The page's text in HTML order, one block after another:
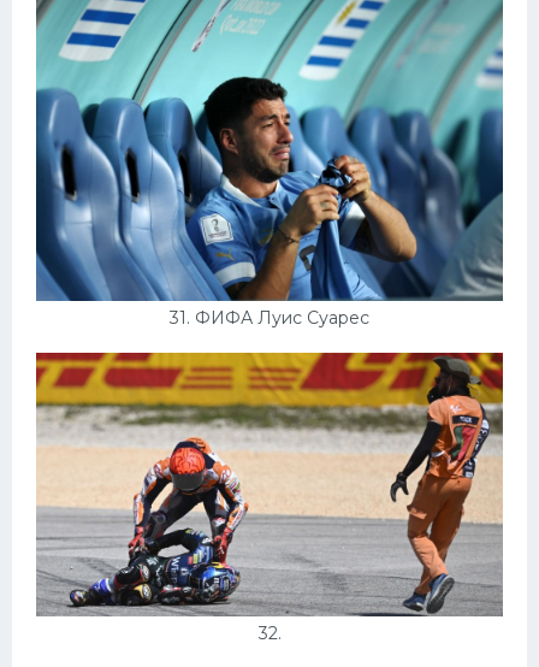
31. ФИФА Луис Суарес
32.